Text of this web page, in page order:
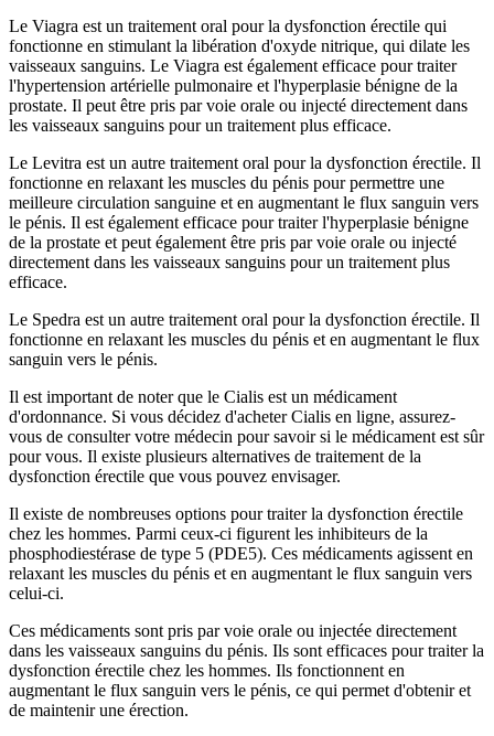
Le Viagra est un traitement oral pour la dysfonction érectile qui
fonctionne en stimulant la libération d'oxyde nitrique, qui dilate les
vaisseaux sanguins. Le Viagra est également efficace pour traiter
l'hypertension artérielle pulmonaire et l'hyperplasie bénigne de la
prostate. Il peut être pris par voie orale ou injecté directement dans
les vaisseaux sanguins pour un traitement plus efficace.
Le Levitra est un autre traitement oral pour la dysfonction érectile. Il
fonctionne en relaxant les muscles du pénis pour permettre une
meilleure circulation sanguine et en augmentant le flux sanguin vers
le pénis. Il est également efficace pour traiter l'hyperplasie bénigne
de la prostate et peut également être pris par voie orale ou injecté
directement dans les vaisseaux sanguins pour un traitement plus
efficace.
Le Spedra est un autre traitement oral pour la dysfonction érectile. Il
fonctionne en relaxant les muscles du pénis et en augmentant le flux
sanguin vers le pénis.
Il est important de noter que le Cialis est un médicament
d'ordonnance. Si vous décidez d'acheter Cialis en ligne, assurez-
vous de consulter votre médecin pour savoir si le médicament est sûr
pour vous. Il existe plusieurs alternatives de traitement de la
dysfonction érectile que vous pouvez envisager.
Il existe de nombreuses options pour traiter la dysfonction érectile
chez les hommes. Parmi ceux-ci figurent les inhibiteurs de la
phosphodiestérase de type 5 (PDE5). Ces médicaments agissent en
relaxant les muscles du pénis et en augmentant le flux sanguin vers
celui-ci.
Ces médicaments sont pris par voie orale ou injectée directement
dans les vaisseaux sanguins du pénis. Ils sont efficaces pour traiter la
dysfonction érectile chez les hommes. Ils fonctionnent en
augmentant le flux sanguin vers le pénis, ce qui permet d'obtenir et
de maintenir une érection.